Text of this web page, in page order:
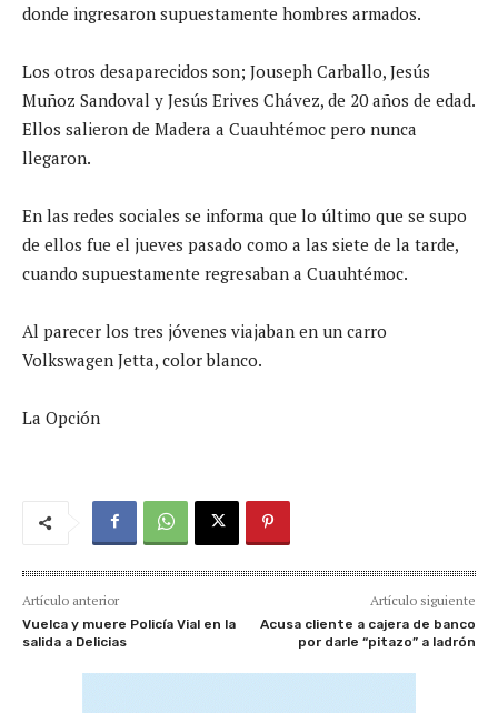
donde ingresaron supuestamente hombres armados.
Los otros desaparecidos son; Jouseph Carballo, Jesús
Muñoz Sandoval y Jesús Erives Chávez, de 20 años de edad.
Ellos salieron de Madera a Cuauhtémoc pero nunca
llegaron.
En las redes sociales se informa que lo último que se supo
de ellos fue el jueves pasado como a las siete de la tarde,
cuando supuestamente regresaban a Cuauhtémoc.
Al parecer los tres jóvenes viajaban en un carro
Volkswagen Jetta, color blanco.
La Opción
Artículo anterior
Vuelca y muere Policía Vial en la
salida a Delicias
Artículo siguiente
Acusa cliente a cajera de banco
por darle “pitazo” a ladrón